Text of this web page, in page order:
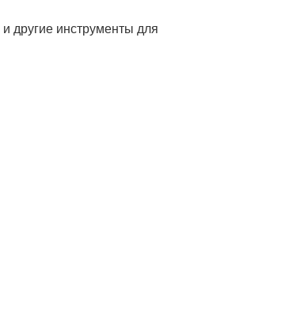
другие инструменты для